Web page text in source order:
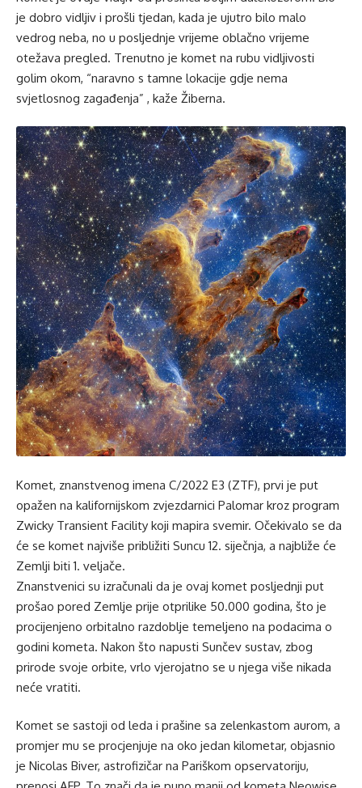
je dobro vidljiv i prošli tjedan, kada je ujutro bilo malo
vedrog neba, no u posljednje vrijeme oblačno vrijeme
otežava pregled. Trenutno je komet na rubu vidljivosti
golim okom, “naravno s tamne lokacije gdje nema
svjetlosnog zagađenja” , kaže Žiberna.
Komet, znanstvenog imena C/2022 E3 (ZTF), prvi je put
opažen na kalifornijskom zvjezdarnici Palomar kroz program
Zwicky Transient Facility koji mapira svemir. Očekivalo se da
će se komet najviše približiti Suncu 12. siječnja, a najbliže će
Zemlji biti 1. veljače.
Znanstvenici su izračunali da je ovaj komet posljednji put
prošao pored Zemlje prije otprilike 50.000 godina, što je
procijenjeno orbitalno razdoblje temeljeno na podacima o
godini kometa. Nakon što napusti Sunčev sustav, zbog
prirode svoje orbite, vrlo vjerojatno se u njega više nikada
neće vratiti.
Komet se sastoji od leda i prašine sa zelenkastom aurom, a
promjer mu se procjenjuje na oko jedan kilometar, objasnio
je Nicolas Biver, astrofizičar na Pariškom opservatoriju,